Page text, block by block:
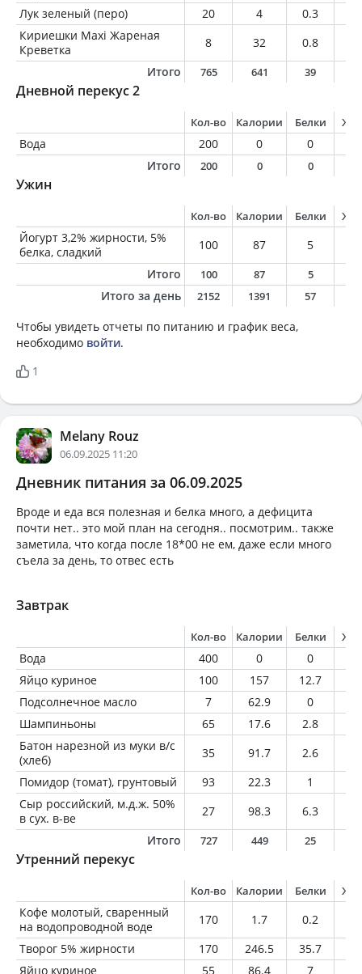
Лук зеленый (перо)
20 4 0.3
Кириешки Maxi Жареная
Креветка
8 32 0.8
Итого
765 641 39
Дневной перекус 2
Кол-во Калории Белки
Вода 200 0 0
Итого
200 0 0
Ужин
Кол-во Калории Белки
Йогурт 3,2% жирности, 5%
белка, сладкий
100 87 5
Итого
100 87 5
Итого за день 2152 1391 57
Чтобы увидеть отчеты по питанию и график веса,
необходимо войти.
1
Melany Rouz
06.09.2025 11:20
Дневник питания за 06.09.2025
Вроде и еда вся полезная и белка много, а дефицита
почти нет.. это мой план на сегодня.. посмотрим.. также
заметила, что когда после 18*00 не ем, даже если много
съела за день, то отвес есть
Завтрак
Кол-во Калории Белки
Вода 400 0 0
Яйцо куриное
100 157 12.7
Подсолнечное масло
7 62.9 0
Шампиньоны
65 17.6 2.8
Батон нарезной из муки в/с
(хлеб)
35 91.7 2.6
Помидор (томат), грунтовый
93 22.3 1
Сыр российский, м.д.ж. 50%
в сух. в-ве
27 98.3 6.3
Итого
727 449 25
Утренний перекус
Кол-во Калории Белки
Кофе молотый, сваренный
на водопроводной воде
170 1.7 0.2
Творог 5% жирности
170 246.5 35.7
Яйцо куриное
55 86.4 7